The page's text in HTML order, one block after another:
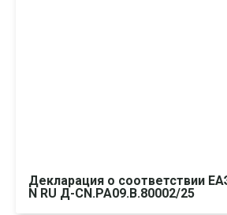
Декларация о соответствии
N RU Д-CN.РА09.В.80002/25